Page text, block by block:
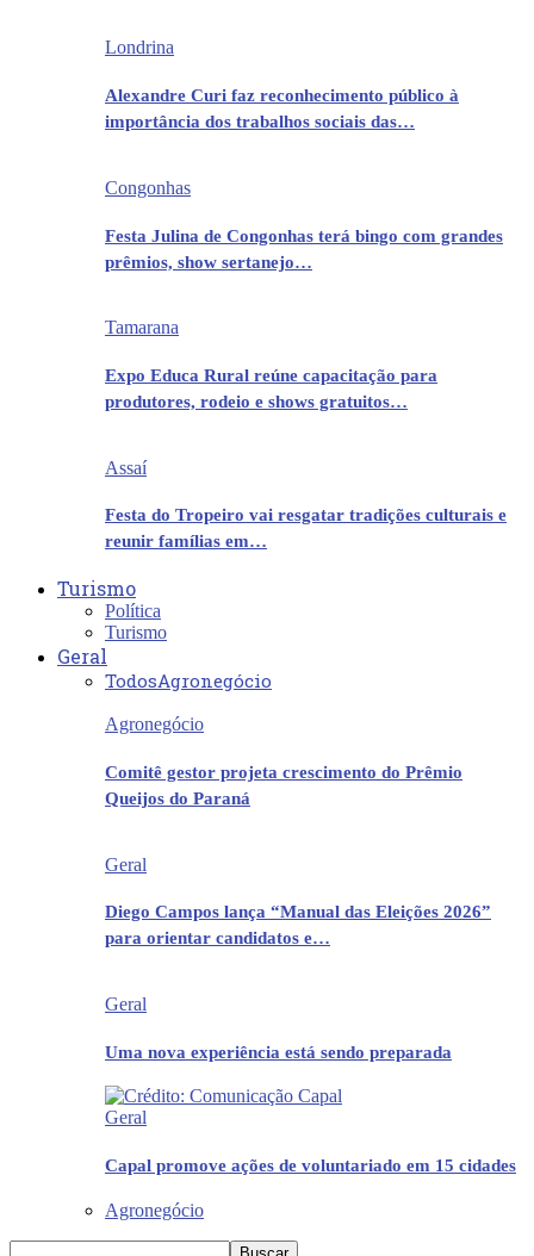
Londrina
Alexandre Curi faz reconhecimento público à
importância dos trabalhos sociais das…
Congonhas
Festa Julina de Congonhas terá bingo com grandes
prêmios, show sertanejo…
Tamarana
Expo Educa Rural reúne capacitação para
produtores, rodeio e shows gratuitos…
Assaí
Festa do Tropeiro vai resgatar tradições culturais e
reunir famílias em…
Turismo
Política
Turismo
Geral
TodosAgronegócio
Agronegócio
Comitê gestor projeta crescimento do Prêmio
Queijos do Paraná
Geral
Diego Campos lança “Manual das Eleições 2026”
para orientar candidatos e…
Geral
Uma nova experiência está sendo preparada
Geral
Capal promove ações de voluntariado em 15 cidades
Agronegócio